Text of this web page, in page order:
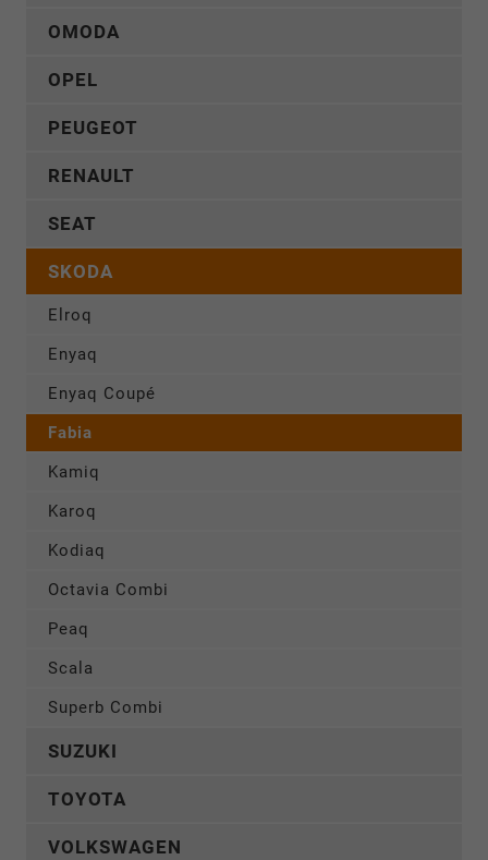
OMODA
OPEL
PEUGEOT
RENAULT
SEAT
SKODA
Elroq
Enyaq
Enyaq Coupé
Fabia
Kamiq
Karoq
Kodiaq
Octavia Combi
Peaq
Scala
Superb Combi
SUZUKI
TOYOTA
VOLKSWAGEN